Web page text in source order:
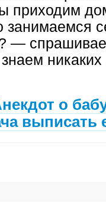
приходим
занимаемся
—
никаких
о
выписать